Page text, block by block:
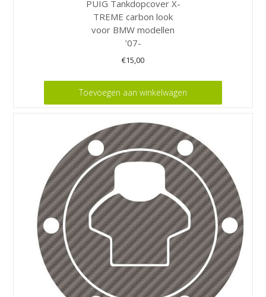
PUIG Tankdopcover X-
TREME carbon look
voor BMW modellen
’07-
€15,00
Toevoegen aan winkelwagen